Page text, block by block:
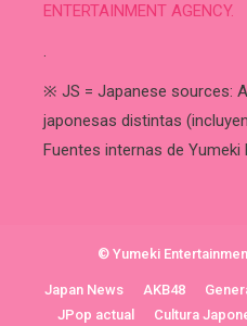
ENTERTAINMENT AGENCY.
.
※ JS = Japanese sources:
japonesas distintas
Fuentes internas de
© Yumeki
Japan News AKB48
JPop actual
Cultura